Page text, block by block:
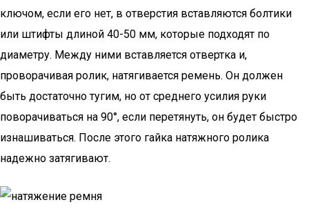
ключом, если его нет, в отверстия вставляются болтики
или штифты длиной 40-50 мм, которые подходят по
диаметру. Между ними вставляется отвертка и,
проворачивая ролик, натягивается ремень. Он должен
быть достаточно тугим, но от среднего усилия руки
поворачиваться на 90°, если перетянуть, он будет быстро
изнашиваться. После этого гайка натяжного ролика
надежно затягивают.